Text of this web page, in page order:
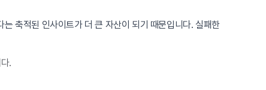
축적된 인사이트가 더 큰 자산이 되기 때문입니다. 실패한
.